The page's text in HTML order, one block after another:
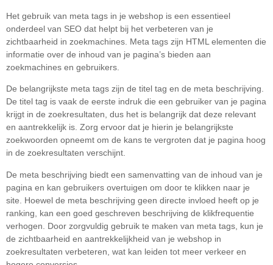
Het gebruik van meta tags in je webshop is een essentieel
onderdeel van SEO dat helpt bij het verbeteren van je
zichtbaarheid in zoekmachines. Meta tags zijn HTML elementen die
informatie over de inhoud van je pagina’s bieden aan
zoekmachines en gebruikers.
De belangrijkste meta tags zijn de titel tag en de meta beschrijving.
De titel tag is vaak de eerste indruk die een gebruiker van je pagina
krijgt in de zoekresultaten, dus het is belangrijk dat deze relevant
en aantrekkelijk is. Zorg ervoor dat je hierin je belangrijkste
zoekwoorden opneemt om de kans te vergroten dat je pagina hoog
in de zoekresultaten verschijnt.
De meta beschrijving biedt een samenvatting van de inhoud van je
pagina en kan gebruikers overtuigen om door te klikken naar je
site. Hoewel de meta beschrijving geen directe invloed heeft op je
ranking, kan een goed geschreven beschrijving de klikfrequentie
verhogen. Door zorgvuldig gebruik te maken van meta tags, kun je
de zichtbaarheid en aantrekkelijkheid van je webshop in
zoekresultaten verbeteren, wat kan leiden tot meer verkeer en